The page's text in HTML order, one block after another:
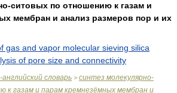
ситовых по отношению к газам и
мембран и анализ размеров пор и их
gas and vapor molecular sieving silica
of pore size and connectivity
словарь > синтез молекулярно-
к газам и парам кремнезёмных мембран и